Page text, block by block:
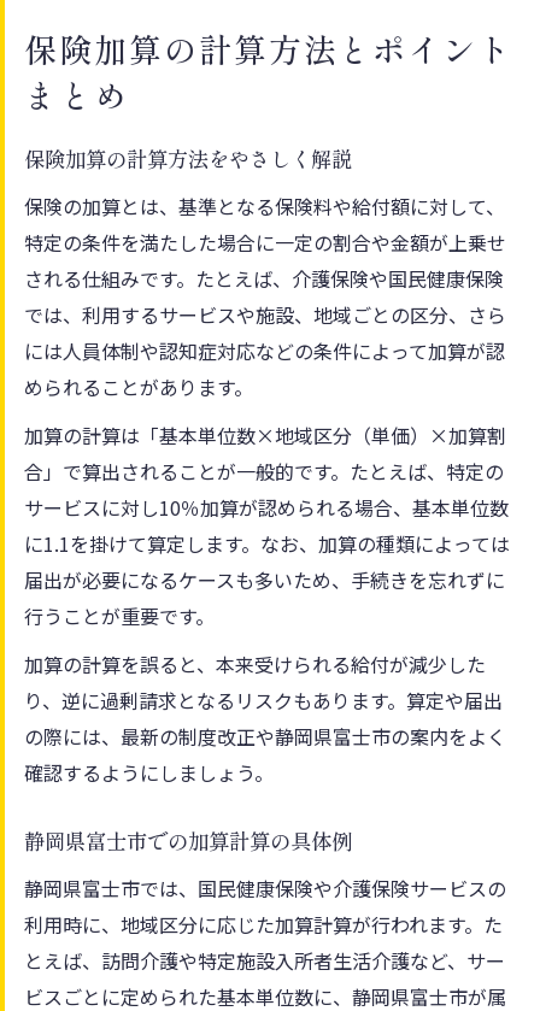
保険加算の計算方法とポイント
まとめ
保険加算の計算方法をやさしく解説
保険の加算とは、基準となる保険料や給付額に対して、
特定の条件を満たした場合に一定の割合や金額が上乗せ
される仕組みです。たとえば、介護保険や国民健康保険
では、利用するサービスや施設、地域ごとの区分、さら
には人員体制や認知症対応などの条件によって加算が認
められることがあります。
加算の計算は「基本単位数×地域区分（単価）×加算割
合」で算出されることが一般的です。たとえば、特定の
サービスに対し10％加算が認められる場合、基本単位数
に1.1を掛けて算定します。なお、加算の種類によっては
届出が必要になるケースも多いため、手続きを忘れずに
行うことが重要です。
加算の計算を誤ると、本来受けられる給付が減少した
り、逆に過剰請求となるリスクもあります。算定や届出
の際には、最新の制度改正や静岡県富士市の案内をよく
確認するようにしましょう。
静岡県富士市での加算計算の具体例
静岡県富士市では、国民健康保険や介護保険サービスの
利用時に、地域区分に応じた加算計算が行われます。た
とえば、訪問介護や特定施設入所者生活介護など、サー
ビスごとに定められた基本単位数に、静岡県富士市が属